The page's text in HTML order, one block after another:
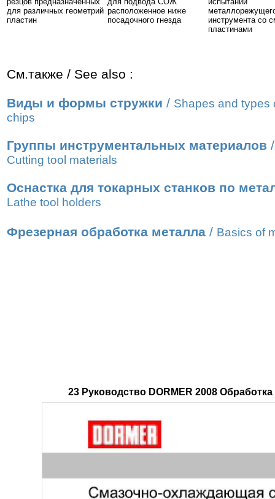
для различных геометрий
пластин
расположенное ниже
посадочного гнезда
инструмента со
пластинами
См.также / See also :
Виды и формы стружки / Shapes and types
chips
Группы инструментальных материалов /
Cutting tool materials
Оснастка для токарных станков по
Lathe tool holders
Фрезерная обработка металла / Basics of
23 Руководство DORMER 2008